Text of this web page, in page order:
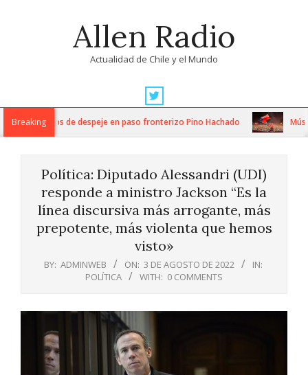
Allen Radio
Actualidad de Chile y el Mundo
Navigation
MenuBreaking
trabajos de despeje en paso fronterizo Pino Hachado
Política: Diputado Alessandri (UDI)
responde a ministro Jackson “Es la
línea discursiva más arrogante, más
prepotente, más violenta que hemos
visto»
BY: ADMINWEB ON: 3 DE AGOSTO DE 2022
IN:
POLÍTICA
WITH: 0 COMMENTS